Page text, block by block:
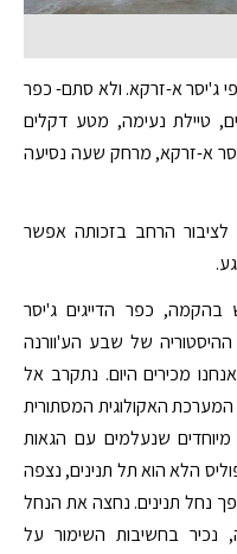
ג'יסר א-זרקא. ולא סתם- כפר
טיילת נעימה, מטע דקלים
א-זרקא, מרחק שעה נסיעה
הרחב בזכותה אפשר
כפר הדייגים ג'יסר
של שבע הע'וורנה
מכירים היום. נתקרב אל
האקולוגית המסתורית
שנעלמים עם הגאות
הלא הוא תל תנינים, נצפה
נחל תנינים. נחצה את הנחל
בחשיבות השימור על